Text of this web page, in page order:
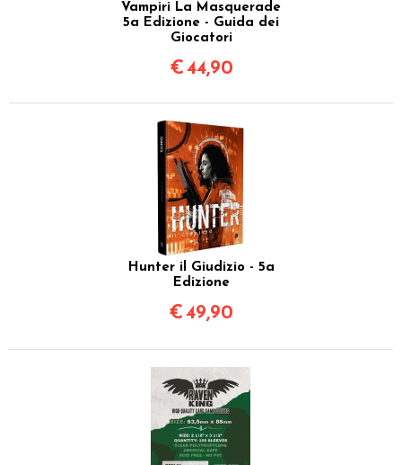
Vampiri La Masquerade
5a Edizione - Guida dei
Giocatori
€44,90
Hunter il Giudizio - 5a
Edizione
€49,90